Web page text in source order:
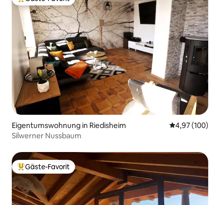
Beliebter Gäste-Favorit.
Eigentumswohnung in Riedisheim
4,97 (100)
Silwerner Nussbaum
Beliebter Gäste-Favorit.
Gäste-Favorit